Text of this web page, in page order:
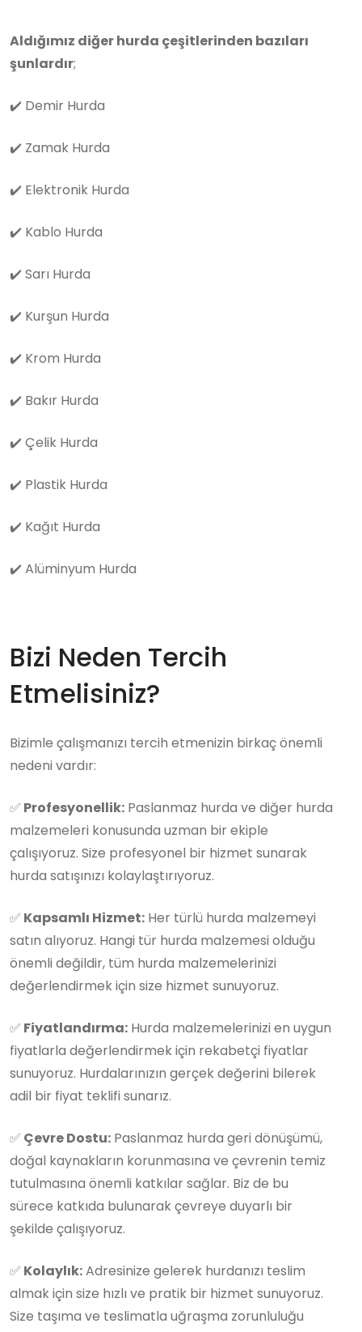
Aldığımız diğer hurda çeşitlerinden bazıları
şunlardır;
✔️ Demir Hurda
✔️ Zamak Hurda
✔️ Elektronik Hurda
✔️ Kablo Hurda
✔️ Sarı Hurda
✔️ Kurşun Hurda
✔️ Krom Hurda
✔️ Bakır Hurda
✔️ Çelik Hurda
✔️ Plastik Hurda
✔️ Kağıt Hurda
✔️ Alüminyum Hurda
Bizi Neden Tercih
Etmelisiniz?
Bizimle çalışmanızı tercih etmenizin birkaç önemli
nedeni vardır:
✅ Profesyonellik: Paslanmaz hurda ve diğer hurda
malzemeleri konusunda uzman bir ekiple
çalışıyoruz. Size profesyonel bir hizmet sunarak
hurda satışınızı kolaylaştırıyoruz.
✅ Kapsamlı Hizmet: Her türlü hurda malzemeyi
satın alıyoruz. Hangi tür hurda malzemesi olduğu
önemli değildir, tüm hurda malzemelerinizi
değerlendirmek için size hizmet sunuyoruz.
✅ Fiyatlandırma: Hurda malzemelerinizi en uygun
fiyatlarla değerlendirmek için rekabetçi fiyatlar
sunuyoruz. Hurdalarınızın gerçek değerini bilerek
adil bir fiyat teklifi sunarız.
✅ Çevre Dostu: Paslanmaz hurda geri dönüşümü,
doğal kaynakların korunmasına ve çevrenin temiz
tutulmasına önemli katkılar sağlar. Biz de bu
sürece katkıda bulunarak çevreye duyarlı bir
şekilde çalışıyoruz.
✅ Kolaylık:Adresinize gelerek hurdanızı teslim
almak için size hızlı ve pratik bir hizmet sunuyoruz.
Size taşıma ve teslimatla uğraşma zorunluluğu